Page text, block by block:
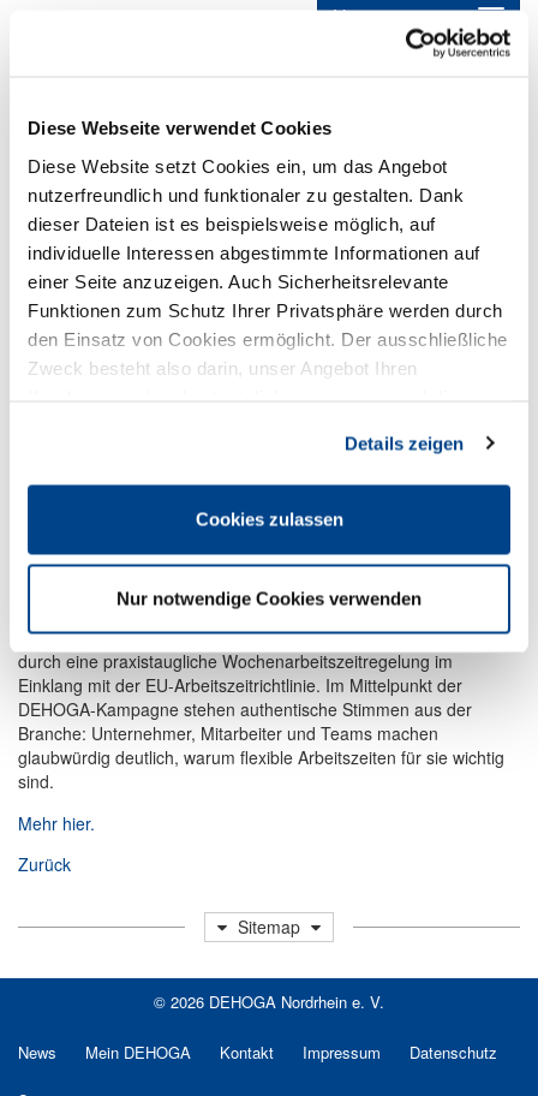
Diese Webseite verwendet Cookies
Diese Website setzt Cookies ein, um das Angebot
nutzerfreundlich und funktionaler zu gestalten. Dank
dieser Dateien ist es beispielsweise möglich, auf
individuelle Interessen abgestimmte Informationen auf
einer Seite anzuzeigen. Auch Sicherheitsrelevante
Funktionen zum Schutz Ihrer Privatsphäre werden durch
den Einsatz von Cookies ermöglicht. Der ausschließliche
Zweck besteht also darin, unser Angebot Ihren
Details zeigen
Cookies zulassen
Nur notwendige Cookies verwenden
Unternavigation
Wochenarbeitszeit jetzt!
23.02.2026 Interessensarbeit Presse
Mehr Freiheit pro Woche.
Arbeitswelt und Lebensrealitäten haben sich grundlegend
verändert. Das Arbeitszeitrecht nicht. Genau hier setzt der
DEHOGA mit der bundesweiten Kampagne „Wochenarbeitszeit
jetzt“. Ziel ist die Ablösung der starren täglichen Höchstarbeitszeit
durch eine praxistaugliche Wochenarbeitszeitregelung im
Einklang mit der EU-Arbeitszeitrichtlinie. Im Mittelpunkt der
DEHOGA-Kampagne stehen authentische Stimmen aus der
Branche: Unternehmer, Mitarbeiter und Teams machen
glaubwürdig deutlich, warum flexible Arbeitszeiten für sie wichtig
sind.
Mehr hier.
Zurück
Sitemap
© 2026 DEHOGA Nordrhein e. V.
News Mein DEHOGA Kontakt Impressum Datenschutz